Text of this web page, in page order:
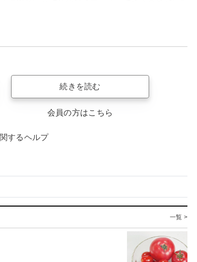
続きを読む
会員の方はこちら
するヘルプ
一覧 >